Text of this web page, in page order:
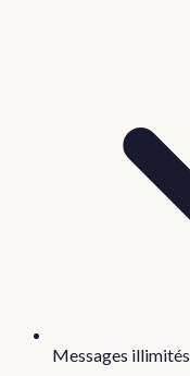
Messages illimités